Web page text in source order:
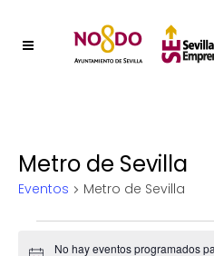
Metro de Sevilla
Eventos Metro de Sevilla
Eventos
No hay eventos programados